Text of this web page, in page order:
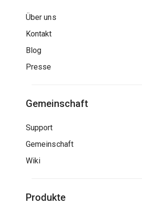
Über uns
Kontakt
Blog
Presse
Gemeinschaft
Support
Gemeinschaft
Wiki
Produkte